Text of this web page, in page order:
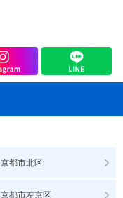
京都市北区
京都市左京区